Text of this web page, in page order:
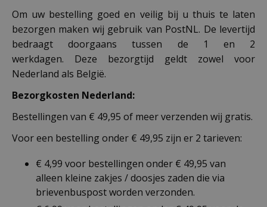
Om uw bestelling goed en veilig bij u thuis te laten
bezorgen maken wij gebruik van PostNL. De levertijd
bedraagt doorgaans tussen de 1 en 2
werkdagen. Deze bezorgtijd geldt zowel voor
Nederland als België.
Bezorgkosten Nederland:
Bestellingen van € 49,95 of meer verzenden wij gratis.
Voor een bestelling onder € 49,95 zijn er 2 tarieven:
€ 4,99 voor bestellingen onder € 49,95 van
alleen kleine zakjes / doosjes zaden die via
brievenbuspost worden verzonden.